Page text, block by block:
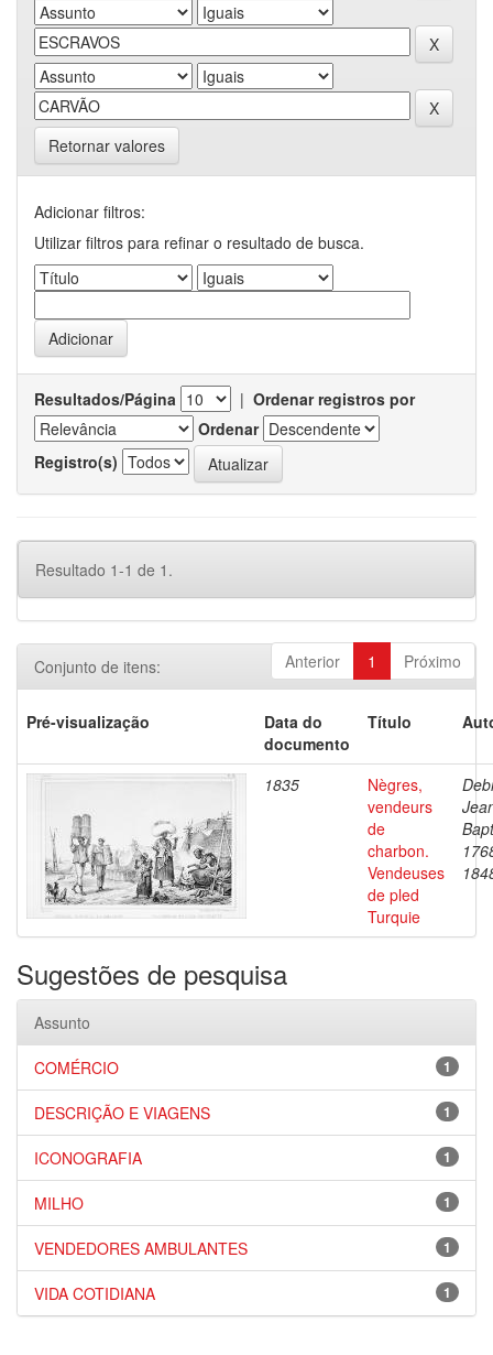
Retornar valores
Adicionar filtros:
Utilizar filtros para refinar o resultado de busca.
Resultados/Página | Ordenar registros por
Ordenar
Registro(s)
Resultado 1-1 de 1.
Anterior 1 Próximo
Conjunto de itens:
Pré-visualização
Data do
documento
Título
1835
Nègres,
vendeurs
de
charbon.
Vendeuses
de pled
Turquie
Sugestões de pesquisa
Assunto
1
COMÉRCIO
1
DESCRIÇÃO E VIAGENS
1
ICONOGRAFIA
1
MILHO
1
VENDEDORES AMBULANTES
1
VIDA COTIDIANA